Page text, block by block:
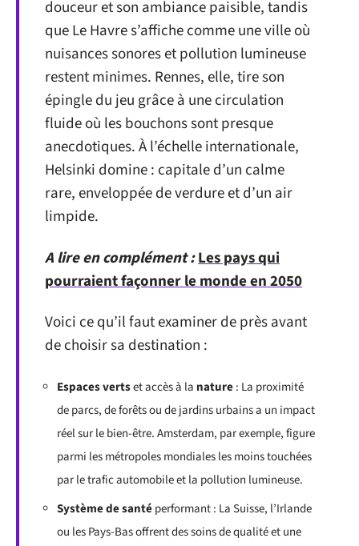
douceur et son ambiance paisible, tandis
que Le Havre s’affiche comme une ville où
nuisances sonores et pollution lumineuse
restent minimes. Rennes, elle, tire son
épingle du jeu grâce à une circulation
fluide où les bouchons sont presque
anecdotiques. À l’échelle internationale,
Helsinki domine : capitale d’un calme
rare, enveloppée de verdure et d’un air
limpide.
A lire en complément :Les pays qui
pourraient façonner le monde en 2050
Voici ce qu’il faut examiner de près avant
de choisir sa destination :
Espaces vertset accès à la nature: La proximité
de parcs, de forêts ou de jardins urbains a un impact
réel sur le bien-être. Amsterdam, par exemple, figure
parmi les métropoles mondiales les moins touchées
par le trafic automobile et la pollution lumineuse.
Système de santéperformant : La Suisse, l’Irlande
ou les Pays-Bas offrent des soins de qualité et une